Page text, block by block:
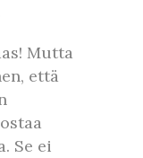
Mutta
että
Se ei